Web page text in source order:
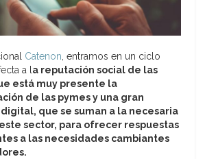
Catenon, entramos en un ciclo
a la reputación social de las
está muy presente la
de las pymes y una gran
que se suman a la necesaria
sector, para ofrecer respuestas
a las necesidades cambiantes